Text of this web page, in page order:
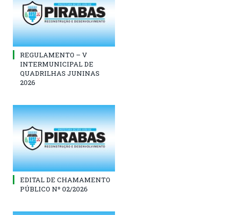
REGULAMENTO – V
INTERMUNICIPAL DE
QUADRILHAS JUNINAS
2026
EDITAL DE CHAMAMENTO
PÚBLICO Nº 02/2026